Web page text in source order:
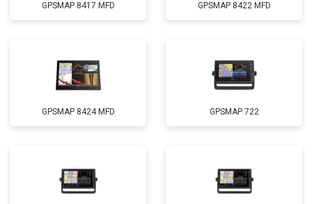
GPSMAP 8417 MFD GPSMAP 8422 MFD
GPSMAP 8424 MFD GPSMAP 722